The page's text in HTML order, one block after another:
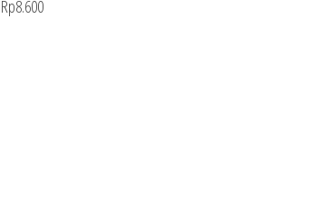
Rp8.600